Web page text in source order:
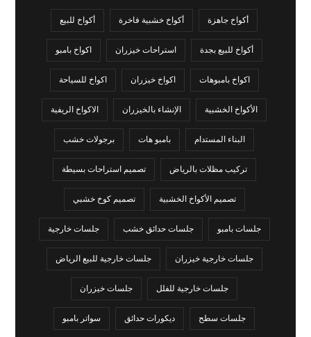
أكواخ جاهزة أكواخ خشبية فاخرة أكواخ للبيع
أكواخ للبيع بجدة استراحات خيزران اكواخ بامبو
اكواخ بامبوهات اكواخ خيزران اكواخ للسياحة
الأكواخ الخشبية الإنشاء بالخيزران الاكواخ الريفية
البناء المستدام بامبو هات برجولات خشب
تركيب مظلات بالرياض تصميم استراحات بسيطة
تصميم الأكواخ الخشبية تصميم كوخ خشبي
جلسات بامبو جلسات حدائق خشب جلسات خارجية
جلسات خارجية خيزران جلسات خارجية للبيع الرياض
جلسات خارجية للفلل جلسات خيزران
جلسات سطح ديكورات حدائق سواتر بامبو